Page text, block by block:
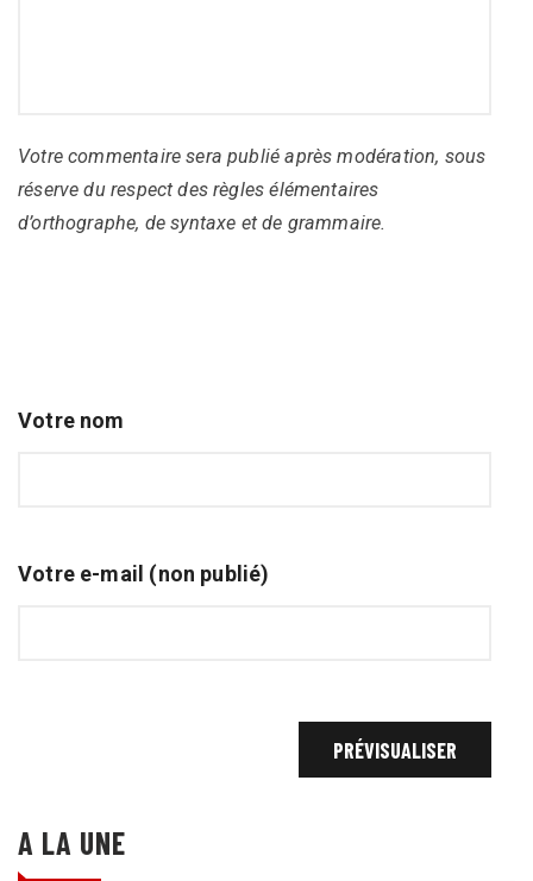
Votre commentaire sera publié après modération, sous
réserve du respect des règles élémentaires
d’orthographe, de syntaxe et de grammaire.
Votre nom
Votre e-mail (non publié)
A LA UNE